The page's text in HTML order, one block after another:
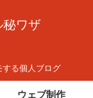
秘ワザ
る個人ブログ
ウェブ制作